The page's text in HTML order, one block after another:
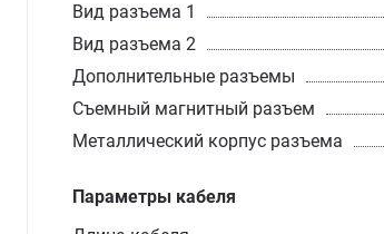
Вид разъема 1
Вид разъема 2
Дополнительные разъемы
Съемный магнитный разъем
Металлический корпус разъема
Параметры кабеля